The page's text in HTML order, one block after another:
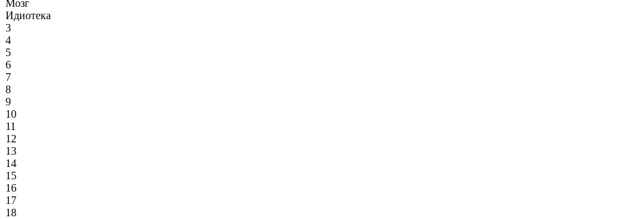
Мозг
Идиотека
3
4
5
6
7
8
9
10
11
12
13
14
15
16
17
18